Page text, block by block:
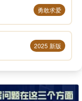
勇敢求爱
2025 新版